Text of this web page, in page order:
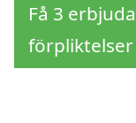
Få 3
förpliktelser